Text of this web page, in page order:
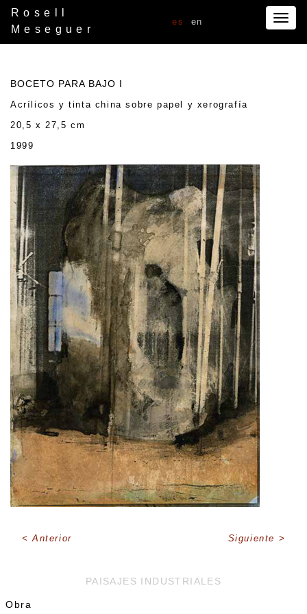
Rosell
Meseguer
es en
PAISAJES INDUSTRIALES
Obra
BOCETO PARA BAJO I
Acrílicos y tinta china sobre papel y xerografía
20,5 x 27,5 cm
1999
Anterior Siguiente